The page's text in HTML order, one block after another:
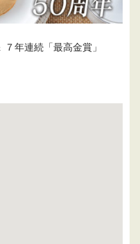
年連続「最高金賞」